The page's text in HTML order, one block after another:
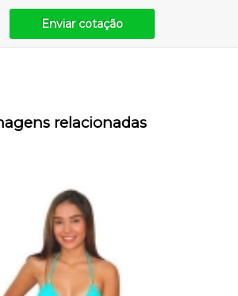
Enviar cotação
relacionadas